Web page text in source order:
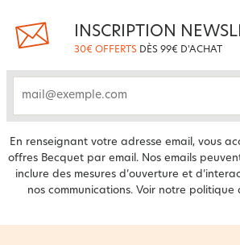
INSCRIPTION
30€ OFFERTS DÈS 99€ D'ACHAT
En renseignant votre adresse email, vous
offres Becquet par email. Nos emails
inclure des mesures d’ouverture et
nos communications. Voir notre politique